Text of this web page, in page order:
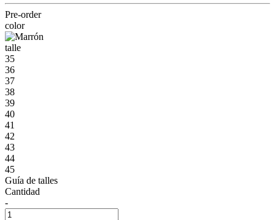
Pre-order
color
talle
35
36
37
38
39
40
41
42
43
44
45
Guía de talles
Cantidad
-